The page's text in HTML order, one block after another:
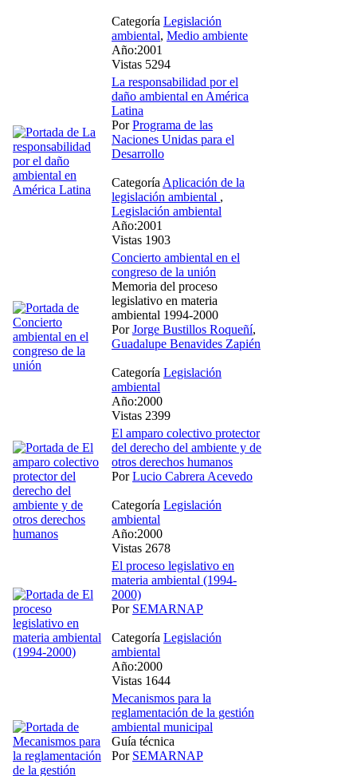
Categoría Legislación
ambiental, Medio ambiente
Año:2001
Vistas 5294
La responsabilidad por el
daño ambiental en América
Latina
PorPrograma de las
Naciones Unidas para el
Desarrollo
Categoría Aplicación de la
legislación ambiental ,
Legislación ambiental
Año:2001
Vistas 1903
Concierto ambiental en el
congreso de la unión
Memoria del proceso
legislativo en materia
ambiental 1994-2000
PorJorge Bustillos Roqueñí,
Guadalupe Benavides Zapién
Categoría Legislación
ambiental
Año:2000
Vistas 2399
El amparo colectivo protector
del derecho del ambiente y de
otros derechos humanos
PorLucio Cabrera Acevedo
Categoría Legislación
ambiental
Año:2000
Vistas 2678
El proceso legislativo en
materia ambiental (1994-
2000)
Por SEMARNAP
Categoría Legislación
ambiental
Año:2000
Vistas 1644
Mecanismos para la
reglamentación de la gestión
ambiental municipal
Guía técnica
Por SEMARNAP